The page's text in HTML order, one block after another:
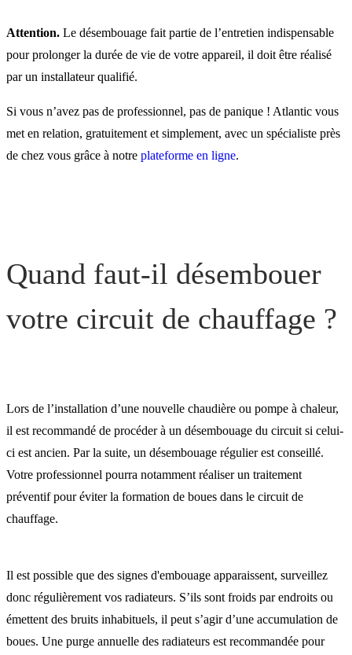
Attention. Le désembouage fait partie de l’entretien indispensable
pour prolonger la durée de vie de votre appareil, il doit être réalisé
par un installateur qualifié.
Si vous n’avez pas de professionnel, pas de panique ! Atlantic vous
met en relation, gratuitement et simplement, avec un spécialiste près
de chez vous grâce à notre plateforme en ligne.
Quand faut-il désembouer
votre circuit de chauffage ?
Lors de l’installation d’une nouvelle chaudière ou pompe à chaleur,
il est recommandé de procéder à un désembouage du circuit si celui-
ci est ancien. Par la suite, un désembouage régulier est conseillé.
Votre professionnel pourra notamment réaliser un traitement
préventif pour éviter la formation de boues dans le circuit de
chauffage.
Il est possible que des signes d'embouage apparaissent, surveillez
donc régulièrement vos radiateurs. S’ils sont froids par endroits ou
émettent des bruits inhabituels, il peut s’agir d’une accumulation de
boues. Une purge annuelle des radiateurs est recommandée pour